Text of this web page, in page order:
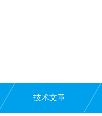
技术文章